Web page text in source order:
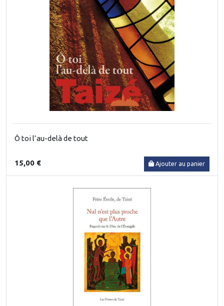
Ô toi l’au-delà de tout
15,00 € Ajouter au panier